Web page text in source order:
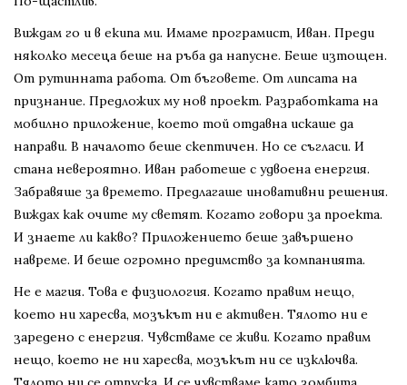
Виждам го и в екипа ми. Имаме програмист, Иван. Преди
няколко месеца беше на ръба да напусне. Беше изтощен.
От рутинната работа. От бъговете. От липсата на
признание. Предложих му нов проект. Разработката на
мобилно приложение, което той отдавна искаше да
направи. В началото беше скептичен. Но се съгласи. И
стана невероятно. Иван работеше с удвоена енергия.
Забравяше за времето. Предлагаше иновативни решения.
Виждах как очите му светят. Когато говори за проекта.
И знаете ли какво? Приложението беше завършено
навреме. И беше огромно предимство за компанията.
Не е магия. Това е физиология. Когато правим нещо,
което ни харесва, мозъкът ни е активен. Тялото ни е
заредено с енергия. Чувстваме се живи. Когато правим
нещо, което не ни харесва, мозъкът ни се изключва.